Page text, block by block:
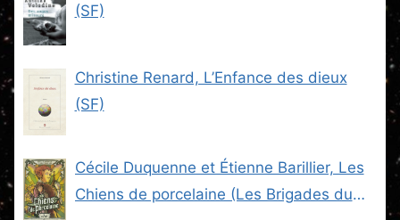
(SF)
Christine Renard, L’Enfance des dieux
(SF)
Cécile Duquenne et Étienne Barillier, Les
Chiens de porcelaine (Les Brigades du